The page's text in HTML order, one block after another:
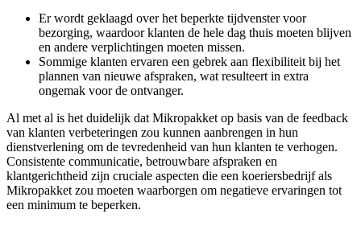
Er wordt geklaagd over het beperkte tijdvenster voor
bezorging, waardoor klanten de hele dag thuis moeten blijven
en andere verplichtingen moeten missen.
Sommige klanten ervaren een gebrek aan flexibiliteit bij het
plannen van nieuwe afspraken, wat resulteert in extra
ongemak voor de ontvanger.
Al met al is het duidelijk dat Mikropakket op basis van de feedback
van klanten verbeteringen zou kunnen aanbrengen in hun
dienstverlening om de tevredenheid van hun klanten te verhogen.
Consistente communicatie, betrouwbare afspraken en
klantgerichtheid zijn cruciale aspecten die een koeriersbedrijf als
Mikropakket zou moeten waarborgen om negatieve ervaringen tot
een minimum te beperken.